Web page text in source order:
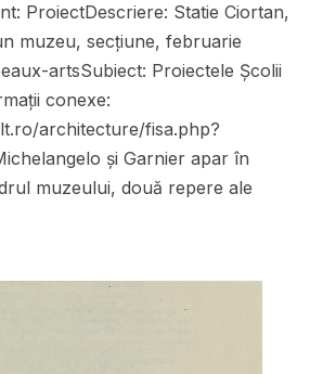
ProiectDescriere: Statie Ciortan,
muzeu, secţiune, februarie
artsSubiect: Proiectele Școlii
conexe:
architecture/fisa.php?
şi Garnier apar în
muzeului, două repere ale